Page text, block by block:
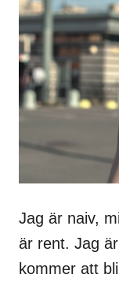
Jag är naiv,
är rent. Jag
kommer att